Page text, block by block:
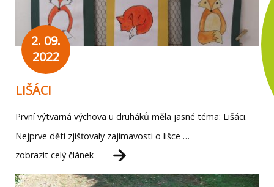
2. 09.
2022
LIŠÁCI
První výtvarná výchova u druháků měla jasné téma: Lišáci.
Nejprve děti zjišťovaly zajímavosti o lišce …
zobrazit celý článek